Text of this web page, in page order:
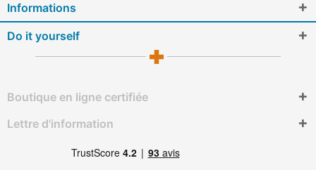
Informations
Do it yourself
Boutique en ligne certifiée
Lettre d'information